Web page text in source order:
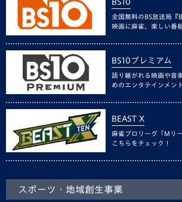
BS10
全国無料のBS放送局『
映画に麻雀、楽しい番
BS10プレミアム
語り継がれる映画や音
めのエンタテインメン
BEAST X
麻雀プロリーグ「Mリ
こちらをチェック！
スポーツ・地域創生事業